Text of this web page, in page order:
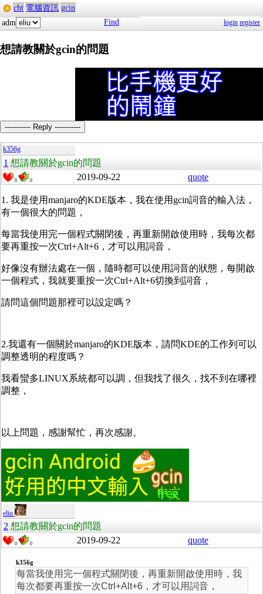
cht 電腦資訊 gcin
adm
Find login register
想請教關於gcin的問題
----------- Reply -----------
k356g
1 想請教關於gcin的問題
0 0 2019-09-22 quote
1. 我是使用manjaro的KDE版本，我在使用gcin詞音的輸入法，
有一個很大的問題，
每當我使用完一個程式關閉後，再重新開啟使用時，我每次都
要再重按一次Ctrl+Alt+6，才可以用詞音，
好像沒有辦法處在一個，隨時都可以使用詞音的狀態，每開啟
一個程式，我就要重按一次Ctrl+Alt+6切換到詞音，
請問這個問題那裡可以設定嗎？
2.我還有一個關於manjaro的KDE版本，請問KDE的工作列可以
調整透明的程度嗎？
我看蠻多LINUX系統都可以調，但我找了很久，找不到在哪裡
調整，
以上問題，感謝幫忙，再次感謝。
eliu
2 想請教關於gcin的問題
0 0 2019-09-22 quote
k356g
每當我使用完一個程式關閉後，再重新開啟使用時，我
每次都要再重按一次Ctrl+Alt+6，才可以用詞音，